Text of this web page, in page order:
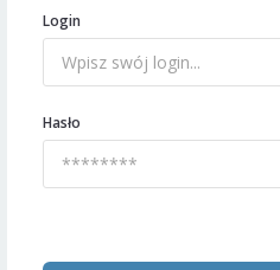
Login
Hasło